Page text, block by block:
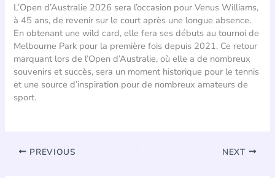
L’Open d’Australie 2026 sera l’occasion pour Venus Williams,
à 45 ans, de revenir sur le court après une longue absence.
En obtenant une wild card, elle fera ses débuts au tournoi de
Melbourne Park pour la première fois depuis 2021. Ce retour
marquant lors de l’Open d’Australie, où elle a de nombreux
souvenirs et succès, sera un moment historique pour le tennis
et une source d’inspiration pour de nombreux amateurs de
sport.
PREVIOUS NEXT